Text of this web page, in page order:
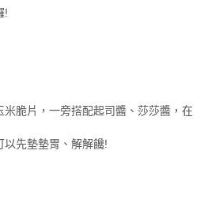
!
脆片，一旁搭配起司醬、莎莎醬，在
以先墊墊胃、解解饞!